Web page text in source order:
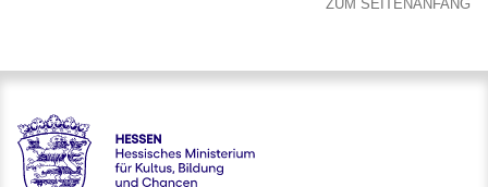
ZUM SEITENANFANG